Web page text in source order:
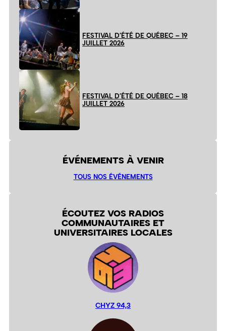
FESTIVAL D’ÉTÉ DE QUÉBEC – 19
JUILLET 2026
FESTIVAL D’ÉTÉ DE QUÉBEC – 18
JUILLET 2026
ÉVÉNEMENTS À VENIR
TOUS NOS ÉVÉNEMENTS
ÉCOUTEZ VOS RADIOS
COMMUNAUTAIRES ET
UNIVERSITAIRES LOCALES
CHYZ 94,3